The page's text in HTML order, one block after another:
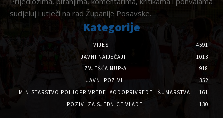
sudjeluj i utječi na rad Županije Posavske.
Kategorije
VIJESTI
4591
JAVNI NATJEČAJI
1013
IZVJEŠĆA MUP-A
918
JAVNI POZIVI
352
MINISTARSTVO POLJOPRIVREDE, VODOPRIVREDE I ŠUMARSTVA
161
POZIVI ZA SJEDNICE VLADE
130